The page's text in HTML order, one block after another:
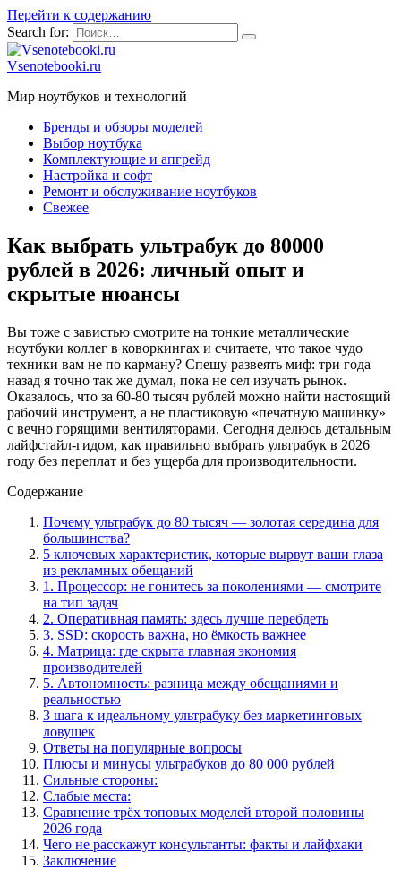
Перейти к содержанию
Search for:
Vsenotebooki.ru
Мир ноутбуков и технологий
Бренды и обзоры моделей
Выбор ноутбука
Комплектующие и апгрейд
Настройка и софт
Ремонт и обслуживание ноутбуков
Свежее
Как выбрать ультрабук до 80000
рублей в 2026: личный опыт и
скрытые нюансы
Вы тоже с завистью смотрите на тонкие металлические
ноутбуки коллег в коворкингах и считаете, что такое чудо
техники вам не по карману? Спешу развеять миф: три года
назад я точно так же думал, пока не сел изучать рынок.
Оказалось, что за 60-80 тысяч рублей можно найти настоящий
рабочий инструмент, а не пластиковую «печатную машинку»
с вечно горящими вентиляторами. Сегодня делюсь детальным
лайфстайл-гидом, как правильно выбрать ультрабук в 2026
году без переплат и без ущерба для производительности.
Содержание
Почему ультрабук до 80 тысяч — золотая середина для
большинства?
5 ключевых характеристик, которые вырвут ваши глаза
из рекламных обещаний
1. Процессор: не гонитесь за поколениями — смотрите
на тип задач
2. Оперативная память: здесь лучше перебдеть
3. SSD: скорость важна, но ёмкость важнее
4. Матрица: где скрыта главная экономия
производителей
5. Автономность: разница между обещаниями и
реальностью
3 шага к идеальному ультрабуку без маркетинговых
ловушек
Ответы на популярные вопросы
Плюсы и минусы ультрабуков до 80 000 рублей
Сильные стороны:
Слабые места:
Сравнение трёх топовых моделей второй половины
2026 года
Чего не расскажут консультанты: факты и лайфхаки
Заключение